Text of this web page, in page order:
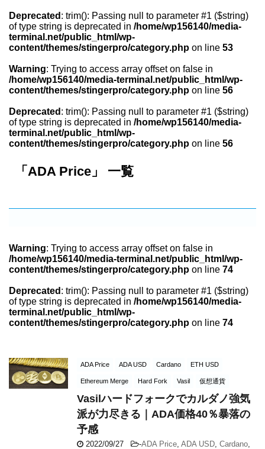
Deprecated : trim(): Passing null to parameter #1 ($string)
of type string is deprecated in /home/wp156140/media-
terminal.net/public_html/wp-
content/themes/stingerpro/category.php on line 53
Warning: Trying to access array offset on false in
/home/wp156140/media-terminal.net/public_html/wp-
content/themes/stingerpro/category.php on line 56
Deprecated : trim(): Passing null to parameter #1 ($string)
of type string is deprecated in /home/wp156140/media-
terminal.net/public_html/wp-
content/themes/stingerpro/category.php on line 56
「ADA Price」 一覧
Warning: Trying to access array offset on false in
/home/wp156140/media-terminal.net/public_html/wp-
content/themes/stingerpro/category.php on line 74
Deprecated : trim(): Passing null to parameter #1 ($string)
of type string is deprecated in /home/wp156140/media-
terminal.net/public_html/wp-
content/themes/stingerpro/category.php on line 74
ADA Price ADA USD Cardano ETH USD
Ethereum Merge Hard Fork Vasil 仮想通貨
Vasilハードフォークでカルダノ強気
派が力尽きる｜ADA価格40％暴落の
予感
2022/09/27 -ADA Price ADA USD Cardano